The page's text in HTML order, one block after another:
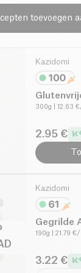
toevoegen
Kazidomi
300g | 12.63
2.95 €
Kazidomi
Gegrilde
190g | 21.79
3.22 €